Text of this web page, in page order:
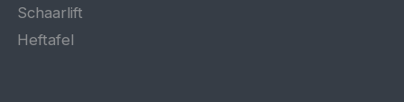
Schaarlift
Heftafel